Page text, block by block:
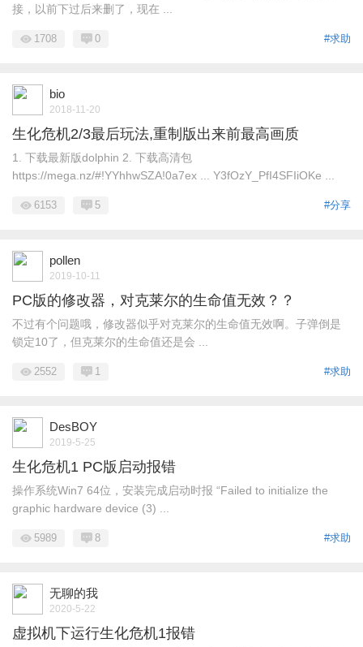
接，以前下过后来删了，现在 ...
#求助
1708 0
bio
2018-11-20
生化危机2/3最后玩法,重制版出来前最高画质
1. 下载最新版dolphin 2. 下载高清包
https://mega.nz/#!YYhhwSZA!0a7ex ... Y3fOzY_PfI4SFIiOKe ...
#分享
6153 5
pollen
2019-10-11
PC版的修改器，对克莱尔的生命值无效？？
不过有个问题哦，修改器似乎对克莱尔的生命值无效啊。子弹倒是
锁定10了，但克莱尔的生命值还是会 ...
#求助
2552 1
DesBOY
2019-5-25
生化危机1 PC版启动报错
操作系统Win7 64位，安装完成启动时报 “Failed to initialize the
graphic hardware device (3) ...
#求助
5989 8
无聊的我
2020-5-22
虚拟机下运行生化危机1报错